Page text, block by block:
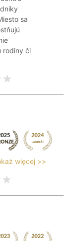
sa
rodiny či
więcej >>